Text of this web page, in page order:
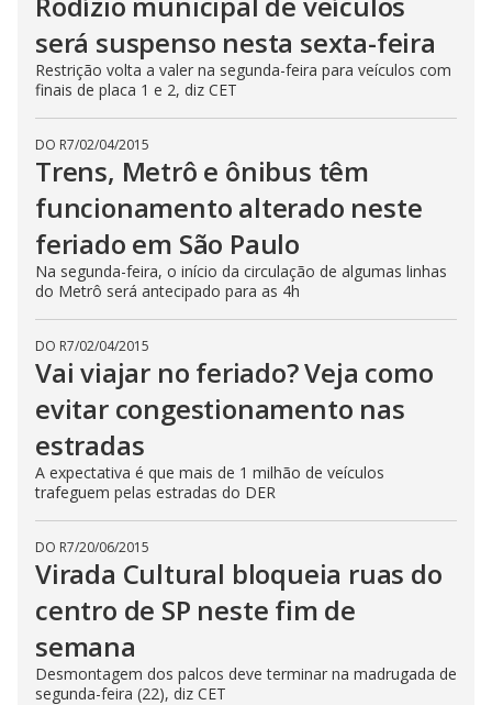
será suspenso nesta sexta-feira
Restrição volta a valer na segunda-feira para veículos com
finais de placa 1 e 2, diz CET
DO R7/02/04/2015
Trens, Metrô e ônibus têm
funcionamento alterado neste
feriado em São Paulo
Na segunda-feira, o início da circulação de algumas linhas
do Metrô será antecipado para as 4h
DO R7/02/04/2015
Vai viajar no feriado? Veja como
evitar congestionamento nas
estradas
A expectativa é que mais de 1 milhão de veículos
trafeguem pelas estradas do DER
DO R7/20/06/2015
Virada Cultural bloqueia ruas do
centro de SP neste fim de
semana
Desmontagem dos palcos deve terminar na madrugada de
segunda-feira (22), diz CET